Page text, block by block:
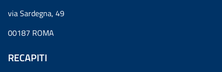
via Sardegna, 49
00187 ROMA
RECAPITI